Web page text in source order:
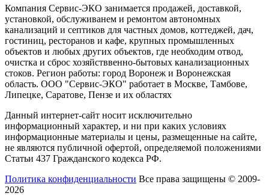
Компания Сервис-ЭКО занимается продажей, доставкой,
установкой, обслуживанем и ремонтом автономных
канализаций и септиков для частных домов, коттеджей, дач,
гостиниц, ресторанов и кафе, крупных промышленных
объектов и любых других объектов, где необходим отвод,
очистка и сброс хозяйстввенно-бытовых канализационных
стоков. Регион работы: город Воронеж и Воронежская
область. ООО "Сервис-ЭКО" работает в Москве, Тамбове,
Липецке, Саратове, Пензе и их областях
Данный интернет-сайт носит исключительно
информационный характер, и ни при каких условиях
информационные материалы и цены, размещенные на сайте,
не являются публичной офертой, определяемой положениями
Статьи 437 Гражданского кодекса РФ.
Политика конфиденциальности Все права защищены © 2009-
2026